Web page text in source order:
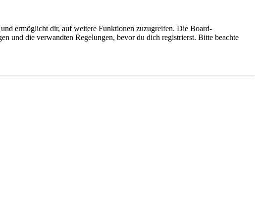
ermöglicht dir, auf weitere Funktionen zuzugreifen. Die Board-
und die verwandten Regelungen, bevor du dich registrierst. Bitte beachte